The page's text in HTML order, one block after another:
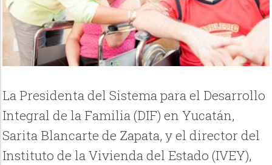
La Presidenta del Sistema para el Desarrollo
Integral de la Familia (DIF) en Yucatán,
Sarita Blancarte de Zapata, y el director del
Instituto de la Vivienda del Estado (IVEY),